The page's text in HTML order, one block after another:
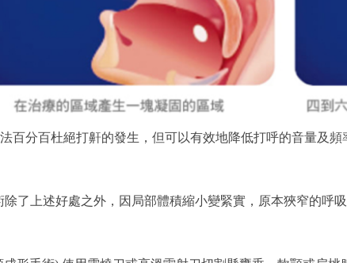
百分百杜絕打鼾的發生，但可以有效地降低打呼的音量及
了上述好處之外，因局部體積縮小變緊實，原本狹窄的呼